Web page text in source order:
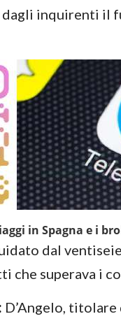
inquirenti il
in Spagna e i
dal
che superava i
D’Angelo,